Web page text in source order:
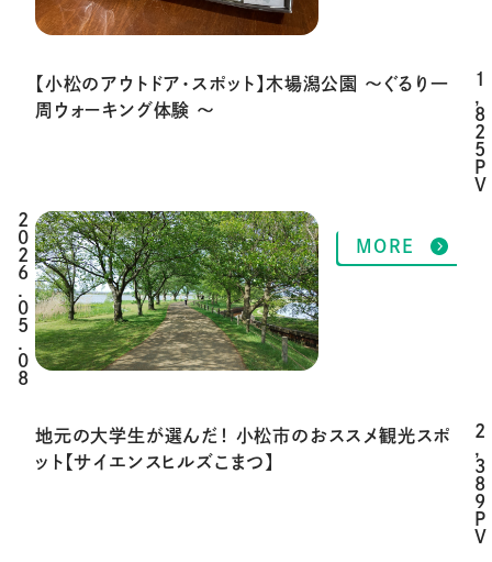
【小松のアウトドア・スポット】木場潟公園 ～ぐるり一
周ウォーキング体験 ～
1
,
8
2
5
P
V
2
0
2
6
.
0
5
.
0
8
地元の大学生が選んだ！ 小松市のおススメ観光スポ
ット【サイエンスヒルズこまつ】
2
,
3
8
9
P
V